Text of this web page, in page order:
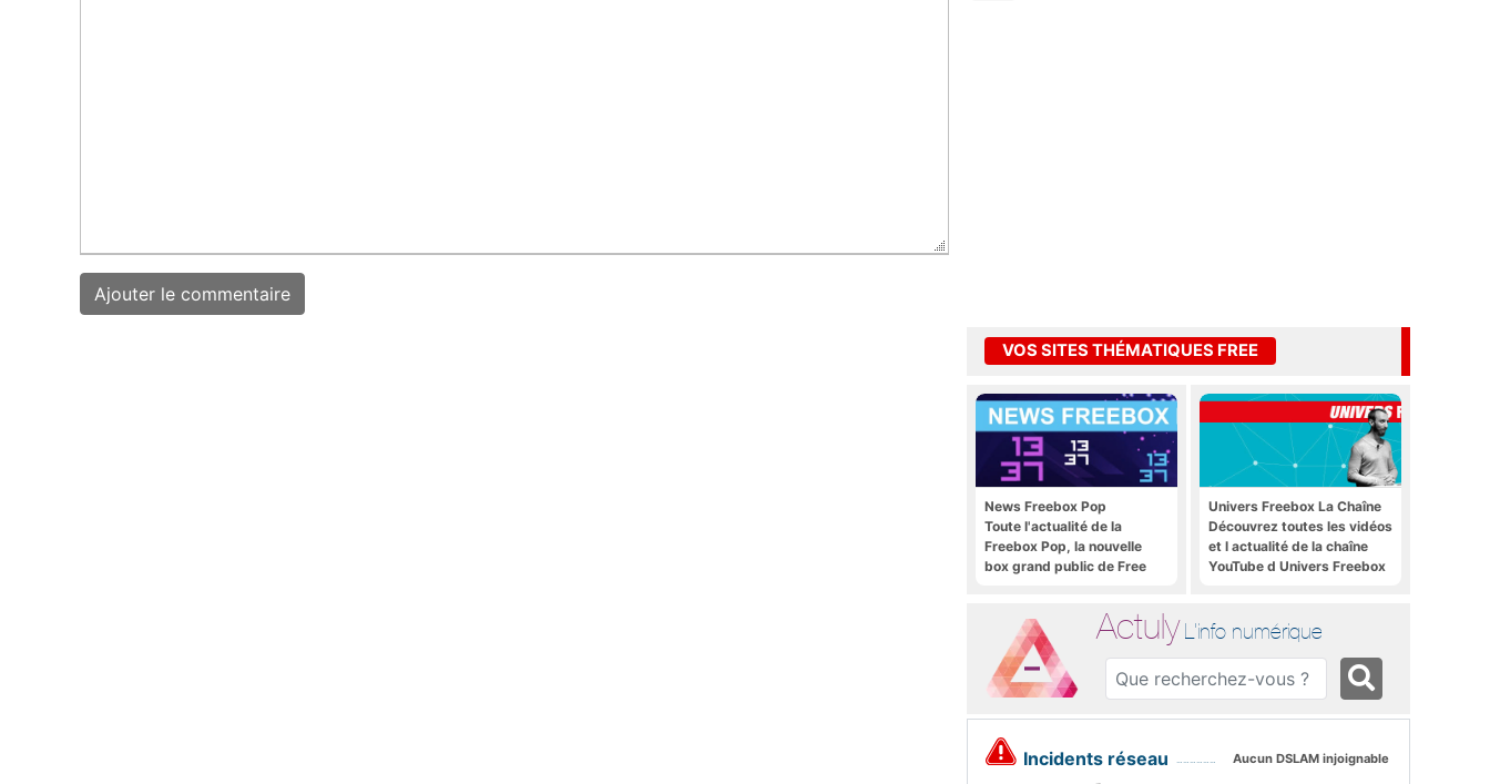
VOS SITES THÉMATIQUES FREE
News Freebox Pop
Toute l'actualité de la
Freebox Pop, la nouvelle
box grand public de Free
Univers Freebox La Chaîne
Découvrez toutes les vidéos
et l actualité de la chaîne
YouTube d Univers Freebox
Actuly L'info numérique
Incidents réseau Aucun DSLAM injoignable